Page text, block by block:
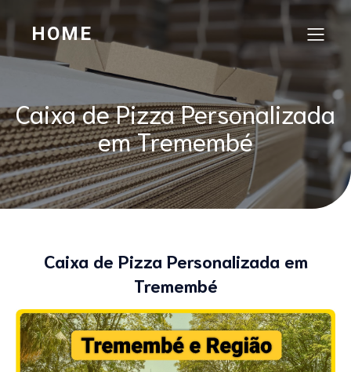
HOME
Caixa de Pizza Personalizada
em Tremembé
Caixa de Pizza Personalizada em
Tremembé